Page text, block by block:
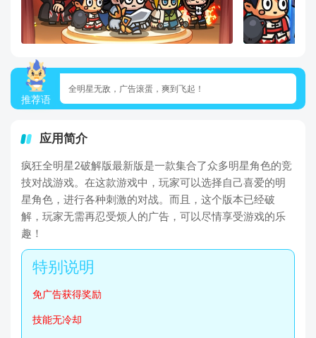
推荐语
全明星无敌，广告滚蛋，爽到飞起！
应用简介
疯狂全明星2破解版最新版是一款集合了众多明星角色的竞
技对战游戏。在这款游戏中，玩家可以选择自己喜爱的明
星角色，进行各种刺激的对战。而且，这个版本已经破
解，玩家无需再忍受烦人的广告，可以尽情享受游戏的乐
趣！
免广告获得奖励
技能无冷却